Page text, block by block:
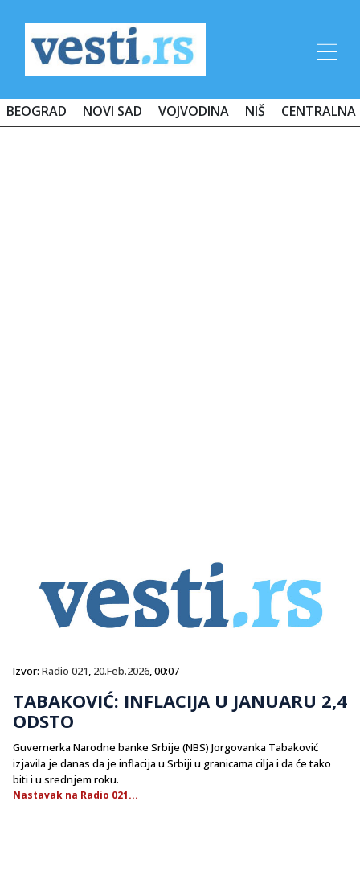
BEOGRAD NOVI SAD VOJVODINA NIŠ CENTRALNA
Izvor: Radio 021, 20.Feb.2026, 00:07
TABAKOVIĆ: INFLACIJA U JANUARU 2,4
ODSTO
Guvernerka Narodne banke Srbije (NBS) Jorgovanka Tabaković
izjavila je danas da je inflacija u Srbiji u granicama cilja i da će tako
biti i u srednjem roku.
Nastavak na Radio 021...